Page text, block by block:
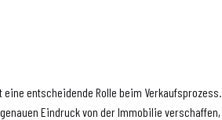
entscheidende Rolle beim Verkaufsprozess.
Eindruck von der Immobilie verschaffen,